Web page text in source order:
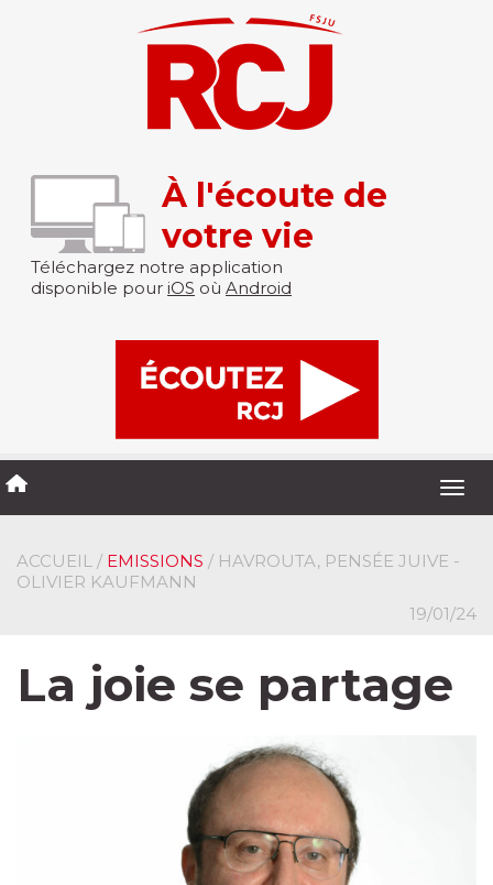
À l'écoute de
votre vie
Téléchargez notre application
disponible pour iOS où Android
ACCUEIL / EMISSIONS / HAVROUTA, PENSÉE JUIVE -
OLIVIER KAUFMANN
19/01/24
La joie se partage